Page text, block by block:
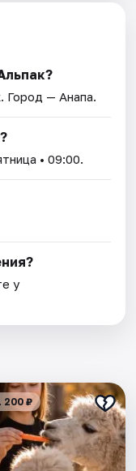
. Город — Анапа.
• 09:00.
у
200 ₽